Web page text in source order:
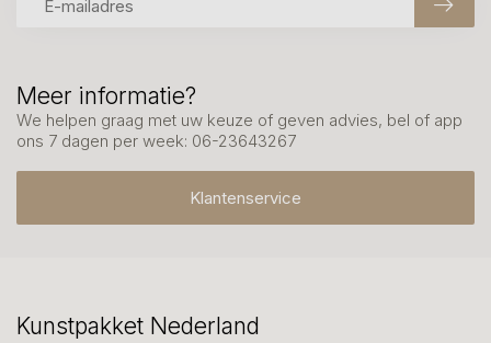
Meer informatie?
We helpen graag met uw keuze of geven advies, bel of app
ons 7 dagen per week: 06-23643267
Klantenservice
Kunstpakket Nederland